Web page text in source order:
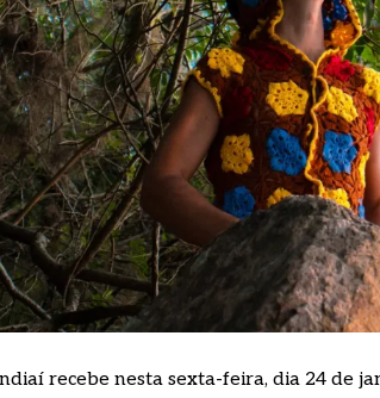
recebe nesta sexta-feira, dia 24 de